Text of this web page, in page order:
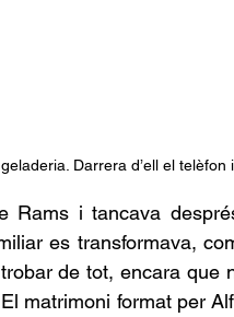
Darrera d’ell el telèfon
Rams i tancava
es transformava,
de tot, encara que
matrimoni format per